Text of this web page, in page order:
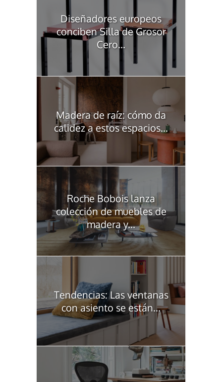
Diseñadores europeos
conciben Silla de Grosor
Cero...
Madera de raíz: cómo da
calidez a estos espacios...
Roche Bobois lanza
colección de muebles de
madera y...
Tendencias: Las ventanas
con asiento se están...